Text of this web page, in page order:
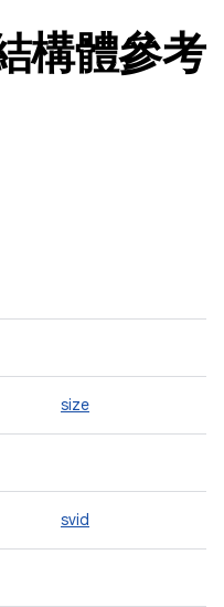
構體參考
size
svid